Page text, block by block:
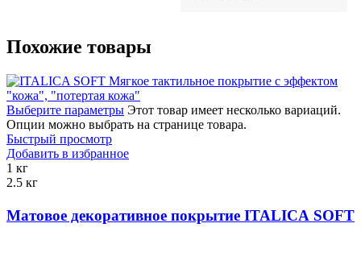
Похожие товары
Выберите параметры Этот товар имеет несколько вариаций.
Опции можно выбрать на странице товара.
Быстрый просмотр
Добавить в избранное
1 кг
2.5 кг
Матовое декоративное покрытие ITALICA SOFT